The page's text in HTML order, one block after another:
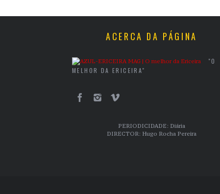
ACERCA DA PÁGINA
"O
MELHOR DA ERICEIRA"
PERIODICIDADE: Diária
DIRECTOR: Hugo Rocha Pereira